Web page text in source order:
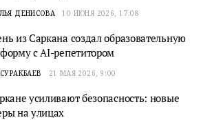
ДЕНИСОВА 10 ИЮНЯ 2026, 17:08
из Сарканa создал образовательную
с AI-репетитором
21 МАЯ 2026, 9:00
усиливают безопасность: новые
на улицах